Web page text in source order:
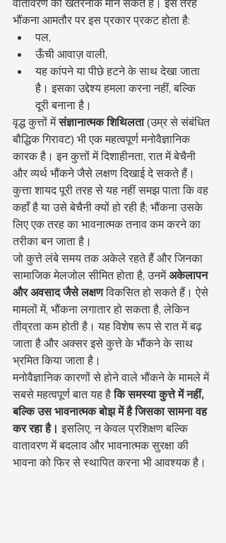
वातावरण को खतरनाक मान सकते हैं। इस तरह
भौंकना आमतौर पर इस प्रकार प्रकट होता है:
पल,
ऊँची आवाज़ वाली,
यह कांपने या पीछे हटने के साथ देखा जाता
है। इसका उद्देश्य हमला करना नहीं, बल्कि
दूरी बनाना है।
वृद्ध कुत्तों में संज्ञानात्मक शिथिलता (उम्र से संबंधित
बौद्धिक गिरावट) भी एक महत्वपूर्ण मनोवैज्ञानिक
कारक है। इन कुत्तों में दिशाहीनता, रात में बेचैनी
और व्यर्थ भौंकने जैसे लक्षण दिखाई दे सकते हैं।
कुत्ता शायद पूरी तरह से यह नहीं समझ पाता कि वह
कहाँ है या उसे बेचैनी क्यों हो रही है; भौंकना उसके
लिए एक तरह का भावनात्मक तनाव कम करने का
तरीका बन जाता है।
जो कुत्ते लंबे समय तक अकेले रहते हैं और जिनका
सामाजिक मेलजोल सीमित होता है, उनमें अकेलापन
और अवसाद जैसे लक्षण विकसित हो सकते हैं। ऐसे
मामलों में, भौंकना लगातार हो सकता है, लेकिन
तीव्रता कम होती है। यह विशेष रूप से रात में बढ़
जाता है और अक्सर इसे कुत्ते के भौंकने के साथ
भ्रमित किया जाता है।
मनोवैज्ञानिक कारणों से होने वाले भौंकने के मामले में
सबसे महत्वपूर्ण बात यह है कि समस्या कुत्ते में नहीं,
बल्कि उस भावनात्मक बोझ में है जिसका सामना वह
कर रहा है। इसलिए, न केवल प्रशिक्षण बल्कि
वातावरण में बदलाव और भावनात्मक सुरक्षा की
भावना को फिर से स्थापित करना भी आवश्यक है।